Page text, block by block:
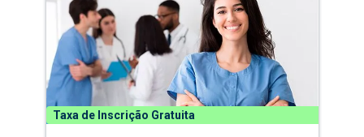
Taxa de Inscrição Gratuita